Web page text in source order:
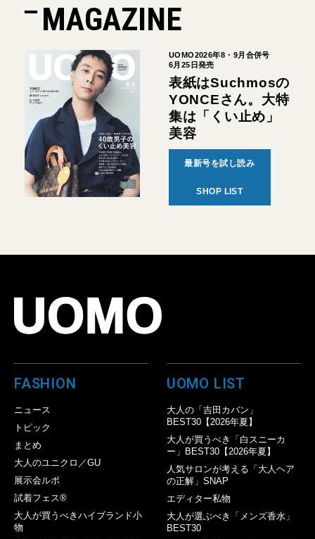
MAGAZINE
UOMO2026年8・9月合併号
6月25日発売
表紙はSuchmosの
YONCEさん。大特
集は「くい止め」
美容
最新号を試し読み
SHOP LIST
FASHION
ニュース
トピック
まとめ
大人のユニクロ／GU
展示会ルポ
試着フェス®︎
大人が買うべきハイブランド小
物
UOMO LIST
大人の「吉田カバン」
BEST30【2026年夏】
大人が買うべき「白スニーカ
ー」BEST30【2026年夏】
人気サロンが考える「大人ヘア
の正解」SNAP
エディター私物
大人が選ぶべき「メンズ香水」
BEST30